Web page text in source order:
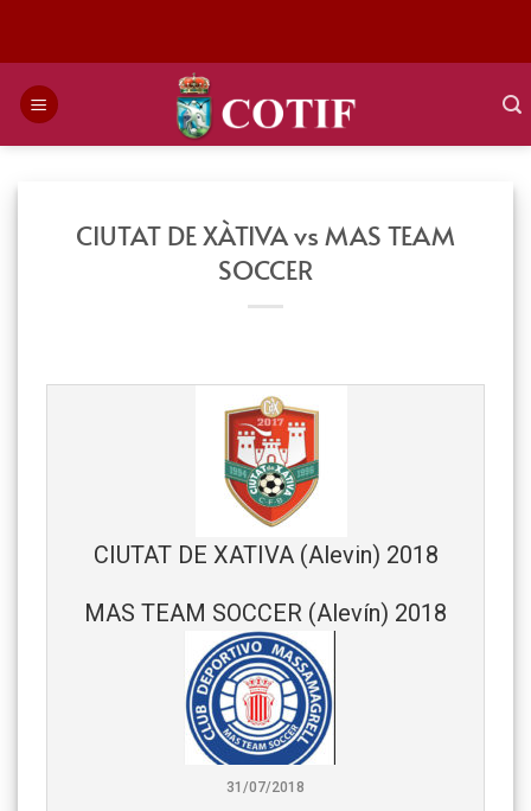
CIUTAT DE XÀTIVA vs MAS TEAM
SOCCER
CIUTAT DE XATIVA (Alevin) 2018
MAS TEAM SOCCER (Alevín) 2018
31/07/2018